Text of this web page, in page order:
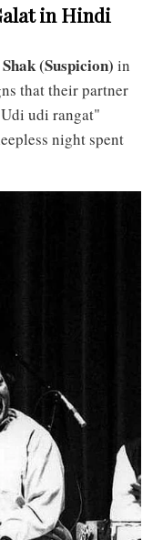
in Hindi
Shak (Suspicion) in
that their partner
udi rangat"
night spent